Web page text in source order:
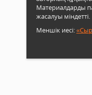
Материалдарды
жасалуы міндетті.
Меншік иесі: